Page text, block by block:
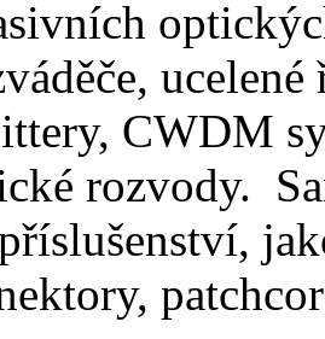
CWDM
rozvody.